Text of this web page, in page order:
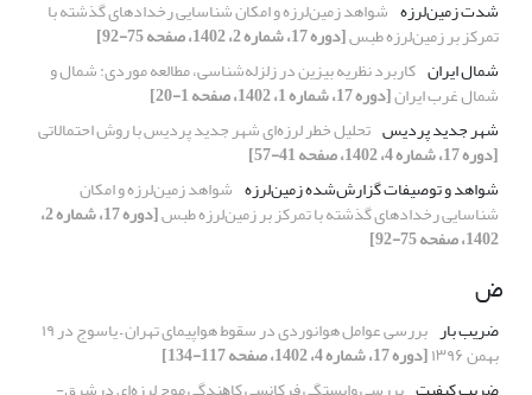
شدت زمین‌لرزه شواهد زمین‌لرزه و امکان شناسایی رخدادهای گذشته با
تمرکز بر زمین‌لرزه طبس[دوره 17، شماره 2، 1402، صفحه 75-92]
شمال ایران کاربرد نظریه بیزین در زلزله‌شناسی، مطالعه موردی: شمال و
شمال غرب ایران[دوره 17، شماره 1، 1402، صفحه 1-20]
شهر جدید پردیس تحلیل خطر لرزه‌ای شهر جدید پردیس با روش احتمالاتی
[دوره 17، شماره 4، 1402، صفحه 41-57]
شواهد و توصیفات گزارش‌شده زمین‌لرزه شواهد زمین‌لرزه و امکان
شناسایی رخدادهای گذشته با تمرکز بر زمین‌لرزه طبس [دوره 17، شماره 2،
1402، صفحه 75-92]
ض
ضریب بار بررسی عوامل هوانوردی در سقوط هواپیمای تهران – یاسوج در ۱۹
بهمن ۱۳۹۶
[دوره 17، شماره 4، 1402، صفحه 117-134]